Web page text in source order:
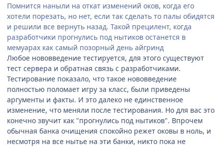
Помнится наныли на откат изменений оков, когда его
хотели порезать, но нет, если так сделать то палы обидятся
и решили все вернуть назад. Такой прецилент, когда
разработчики прогнулись под нытиков останется в
мемуарах как самый позорный день айгринд
Любое нововведение тестируется, для этого существуют
тест сервера и обратная связь с разработчиками.
Тестирование показало, что такое нововведение
полностью поломает игру за класс, были приведены
аргументы и факты. И это далеко не единственное
изменение, что меняли после тестирования. Но для вас это
конечно звучит как "прогнулись под нытиков". Впрочем
обычная банка очищения спокойно режет оковы в ноль, и
несмотря на все нытье на эти банки, никто пока не